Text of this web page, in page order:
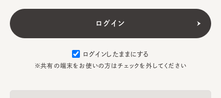
ログインしたままにする
※共有の端末をお使いの方はチェックを外してください